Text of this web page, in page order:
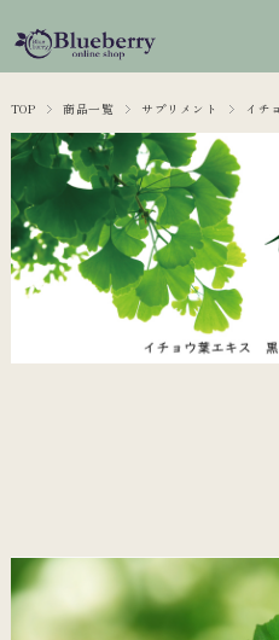
TOP 商品一覧 サプリメント イチ